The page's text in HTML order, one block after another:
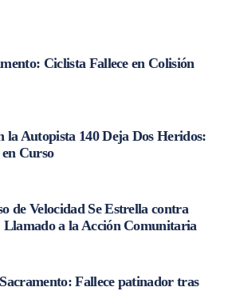
Ciclista Fallece en Colisión
la Autopista 140 Deja Dos Heridos:
Curso
de Velocidad Se Estrella contra
Llamado a la Acción Comunitaria
Fallece patinador tras